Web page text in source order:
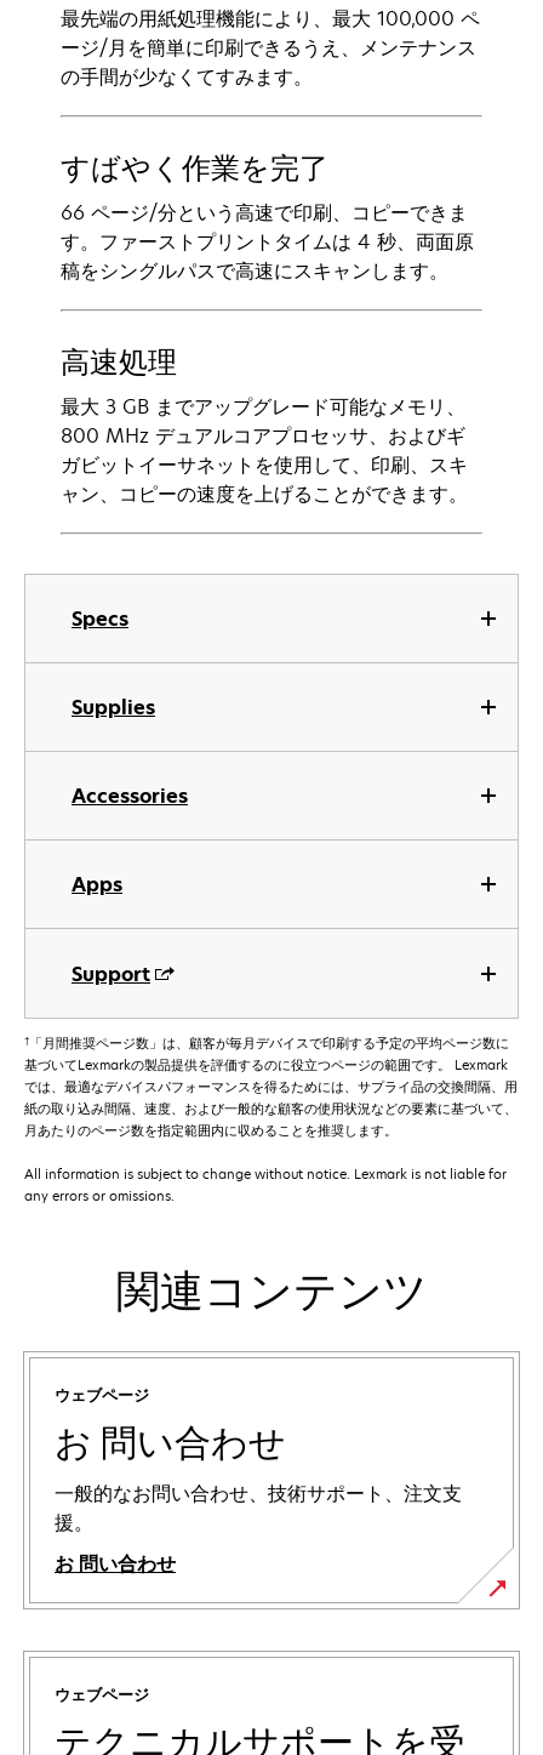
Specs
Supplies
Accessories
Apps
Support
最先端の用紙処理機能により、最大 100,000 ペ
ージ/月を簡単に印刷できるうえ、メンテナンス
の手間が少なくてすみます。
すばやく作業を完了
66 ページ/分という高速で印刷、コピーできま
す。ファーストプリントタイムは 4 秒、両面原
稿をシングルパスで高速にスキャンします。
高速処理
最大 3 GB までアップグレード可能なメモリ、
800 MHz デュアルコアプロセッサ、およびギ
ガビットイーサネットを使用して、印刷、スキ
ャン、コピーの速度を上げることができます。
† 「月間推奨ページ数」は、顧客が毎月デバイスで印刷する予定の平均ページ数に
基づいてLexmarkの製品提供を評価するのに役立つページの範囲です。 Lexmark
では、最適なデバイスパフォーマンスを得るためには、サプライ品の交換間隔、用
紙の取り込み間隔、速度、および一般的な顧客の使用状況などの要素に基づいて、
月あたりのページ数を指定範囲内に収めることを推奨します。
All information is subject to change without notice. Lexmark is not liable for
any errors or omissions.
関連コンテンツ
ウェブページ
お 問い合わせ
一般的なお問い合わせ、技術サポート、注文支
援。
お 問い合わせ
ウェブページ
テクニカルサポートを受